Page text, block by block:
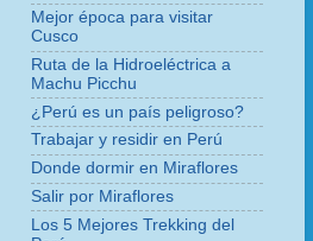
Mejor época para visitar
Cusco
Ruta de la Hidroeléctrica a
Machu Picchu
¿Perú es un país peligroso?
Trabajar y residir en Perú
Donde dormir en Miraflores
Salir por Miraflores
Los 5 Mejores Trekking del